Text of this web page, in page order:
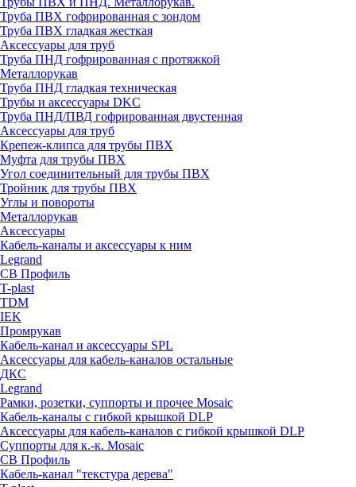
Труба ПВХ гофрированная с зондом
Труба ПВХ гладкая жесткая
Аксессуары для труб
Труба ПНД гофрированная с протяжкой
Металлорукав
Труба ПНД гладкая техническая
Трубы и аксессуары DKC
Труба ПНД/ПВД гофрированная двустенная
Аксессуары для труб
Крепеж-клипса для трубы ПВХ
Муфта для трубы ПВХ
Угол соединительный для трубы ПВХ
Тройник для трубы ПВХ
Углы и повороты
Металлорукав
Аксессуары
Кабель-каналы и аксессуары к ним
Legrand
СВ Профиль
T-plast
TDM
IEK
Промрукав
Кабель-канал и аксессуары SPL
Аксессуары для кабель-каналов остальные
ДКС
Legrand
Рамки, розетки, суппорты и прочее Mosaic
Кабель-каналы с гибкой крышкой DLP
Аксессуары для кабель-каналов с гибкой крышкой DLP
Суппорты для к.-к. Mosaic
СВ Профиль
Кабель-канал "текстура дерева"